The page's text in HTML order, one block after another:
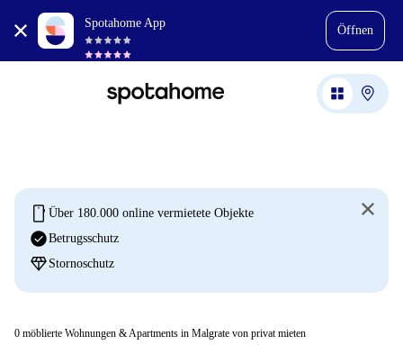
Spotahome App
Öffnen
mobile Über 180.000 online vermietete Objekte
check_circleBetrugsschutz
diamond Stornoschutz
0 möblierte Wohnungen & Apartments in Malgrate von privat mieten